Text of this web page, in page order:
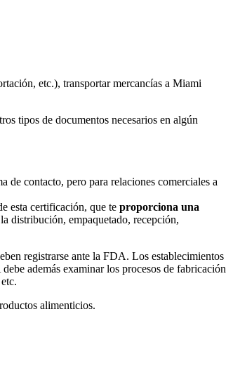
etc.), transportar mercancías a Miami
tipos de documentos necesarios en algún
de contacto, pero para relaciones comerciales a
esta certificación, que te proporciona una
distribución, empaquetado, recepción,
registrarse ante la FDA. Los establecimientos
además examinar los procesos de fabricación
alimenticios.